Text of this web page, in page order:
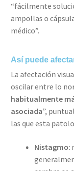
“fácilmente
ampollas o
médico”.
Así puede
La afectación
oscilar entre lo
habitualmente
asociada”,
las que esta
Nistagmo: